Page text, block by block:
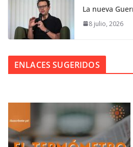
La nueva
8 julio, 2026
ENLACES SUGERIDOS